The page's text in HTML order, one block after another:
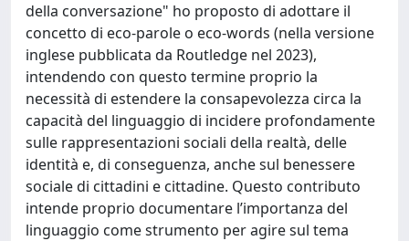
della conversazione" ho proposto di adottare il
concetto di eco-parole o eco-words (nella versione
inglese pubblicata da Routledge nel 2023),
intendendo con questo termine proprio la
necessità di estendere la consapevolezza circa la
capacità del linguaggio di incidere profondamente
sulle rappresentazioni sociali della realtà, delle
identità e, di conseguenza, anche sul benessere
sociale di cittadini e cittadine. Questo contributo
intende proprio documentare l’importanza del
linguaggio come strumento per agire sul tema